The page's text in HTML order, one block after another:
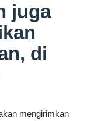
juga
di
mengirimkan